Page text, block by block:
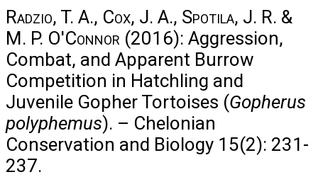
Radzio, T. A., Cox, J. A., Spotila, J. R. &
M. P. O'Connor (2016): Aggression,
Combat, and Apparent Burrow
Competition in Hatchling and
Juvenile Gopher Tortoises (Gopherus
polyphemus). – Chelonian
Conservation and Biology 15(2): 231-
237.